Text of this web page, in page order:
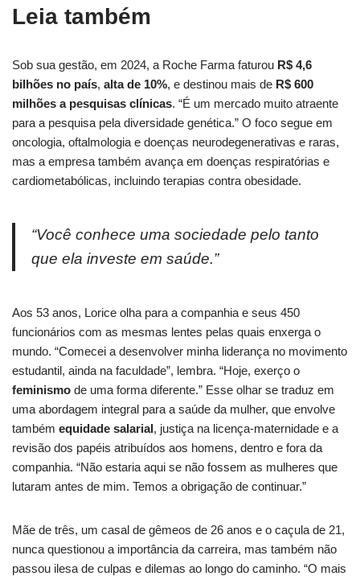
Leia também
Sob sua gestão, em 2024, a Roche Farma faturou R$ 4,6
bilhões no país, alta de 10%, e destinou mais de R$ 600
milhões a pesquisas clínicas. “É um mercado muito atraente
para a pesquisa pela diversidade genética.” O foco segue em
oncologia, oftalmologia e doenças neurodegenerativas e raras,
mas a empresa também avança em doenças respiratórias e
cardiometabólicas, incluindo terapias contra obesidade.
“Você conhece uma sociedade pelo tanto
que ela investe em saúde.”
Aos 53 anos, Lorice olha para a companhia e seus 450
funcionários com as mesmas lentes pelas quais enxerga o
mundo. “Comecei a desenvolver minha liderança no movimento
estudantil, ainda na faculdade”, lembra. “Hoje, exerço o
feminismo de uma forma diferente.” Esse olhar se traduz em
uma abordagem integral para a saúde da mulher, que envolve
também equidade salarial, justiça na licença-maternidade e a
revisão dos papéis atribuídos aos homens, dentro e fora da
companhia. “Não estaria aqui se não fossem as mulheres que
lutaram antes de mim. Temos a obrigação de continuar.”
Mãe de três, um casal de gêmeos de 26 anos e o caçula de 21,
nunca questionou a importância da carreira, mas também não
passou ilesa de culpas e dilemas ao longo do caminho. “O mais